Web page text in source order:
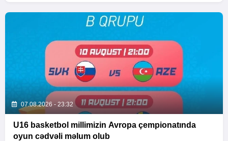
07.08.2026 - 23:32
U16 basketbol millimizin Avropa çempionatında
oyun cədvəli məlum olub